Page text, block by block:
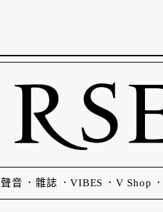
聲音 雜誌 VIBES V Shop